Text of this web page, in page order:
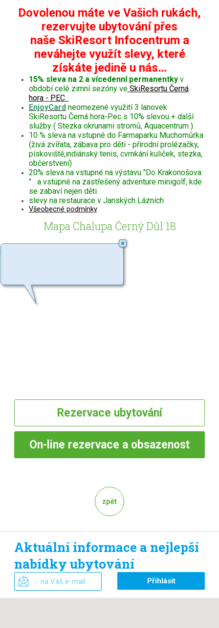
Dovolenou máte ve Vašich rukách,
rezervujte ubytování přes
naše SkiResort Infocentrum a
neváhejte využít slevy, které
získáte jedině u nás…
15% sleva na 2 a vícedenní permanentkyv
období celé zimní sezóny veSkiResortu Černá
hora - PEC
EnjoyCard neomezené využití 3 lanovek
SkiResortu Černá hora-Pec s 10% slevou + další
služby ( Stezka okrunami stromů, Aquacentrum )
10 % sleva na vstupné do Farmaparku Muchomůrka
(živá zvířata, zábava pro děti - přírodní prolézačky,
pískoviště,indiánský tenis, cvrnkání kuliček, stezka,
občerstvení)
20% sleva na vstupné na výstavu "Do Krakonošova
" a vstupné na zastřešený adventure minigolf, kde
se zabaví nejen děti.
slevy na restaurace v Janských Lázních
Všeobecné podmínky
Mapa Chalupa Černý Důl 18
Rezervace ubytování
On-line rezervace a obsazenost
zpět
Aktuální informace a nejlepší
nabídky ubytování